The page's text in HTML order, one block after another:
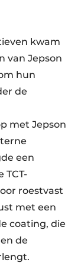
kwam
van Jepson
hun
de
met Jepson
een
TCT-
roestvast
met een
coating, die
de